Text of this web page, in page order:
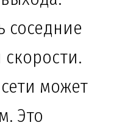
соседние
скорости.
может
Это